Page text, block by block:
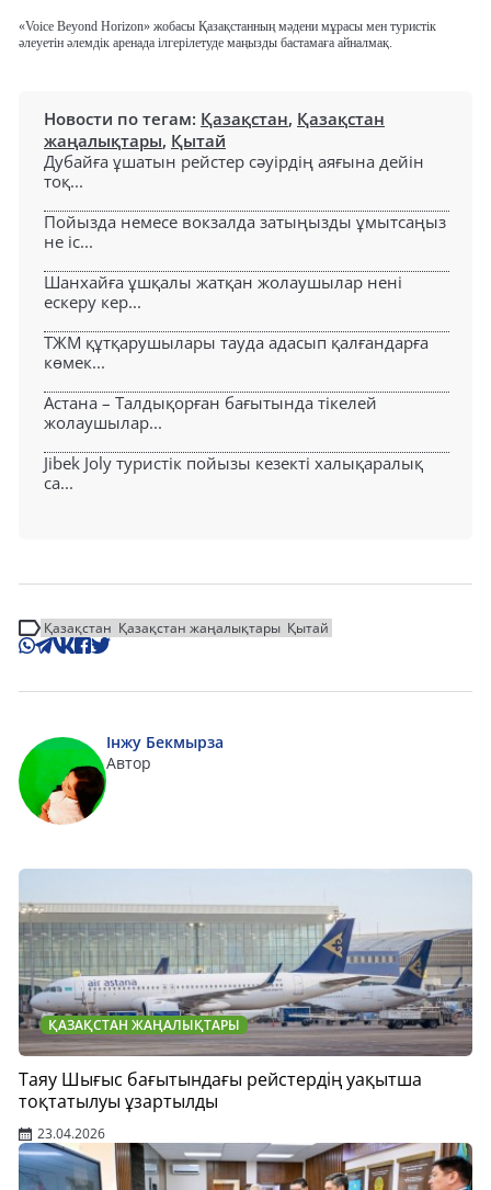
«Voice Beyond Horizon» жобасы Қазақстанның мәдени мұрасы мен туристік
әлеуетін әлемдік аренада ілгерілетуде маңызды бастамаға айналмақ.
Новости по тегам: Қазақстан, Қазақстан
жаңалықтары, Қытай
Дубайға ұшатын рейстер сәуірдің аяғына дейін
тоқ...
Пойызда немесе вокзалда затыңызды ұмытсаңыз
не іс...
Шанхайға ұшқалы жатқан жолаушылар нені
ескеру кер...
ТЖМ құтқарушылары тауда адасып қалғандарға
көмек...
Астана – Талдықорған бағытында тікелей
жолаушылар...
Jibek Joly туристік пойызы кезекті халықаралық
са...
Қазақстан Қазақстан жаңалықтары Қытай
Інжу Бекмырза
Автор
ҚАЗАҚСТАН ЖАҢАЛЫҚТАРЫ
Таяу Шығыс бағытындағы рейстердің уақытша
тоқтатылуы ұзартылды
23.04.2026